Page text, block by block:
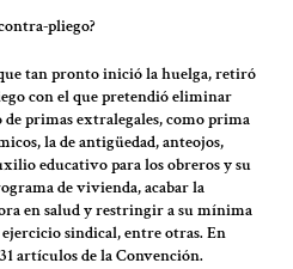
pliego?
tan pronto inició la huelga, retiró
con el que pretendió eliminar
primas extralegales, como prima
la de antigüedad, anteojos,
educativo para los obreros y su
de vivienda, acabar la
en salud y restringir a su mínima
sindical, entre otras. En
artículos de la Convención.